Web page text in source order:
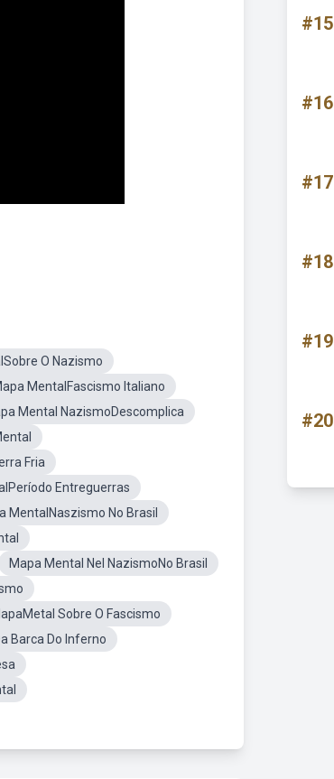
O Nazismo
MentalFascismo Italiano
Mental NazismoDescomplica
Fria
Entreguerras
MentalNaszismo No Brasil
Mapa Mental Nel NazismoNo Brasil
Sobre O Fascismo
Barca Do Inferno
#15
#16
#17
#18
#19
#20